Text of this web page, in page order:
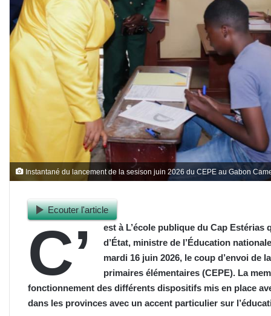
Instantané du lancement de la sesison juin 2026 du CEPE au Gabon
Ecouter l'article
C’
est à L’école publique du Cap
d’État, ministre de l’Éducation
mardi 16 juin 2026, le coup d’envoi de
primaires élémentaires (CEPE). La
fonctionnement des différents dispositifs mis en place
dans les provinces avec un accent particulier sur